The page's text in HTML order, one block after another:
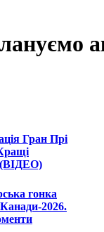
Гран Прі
гонка
2026.